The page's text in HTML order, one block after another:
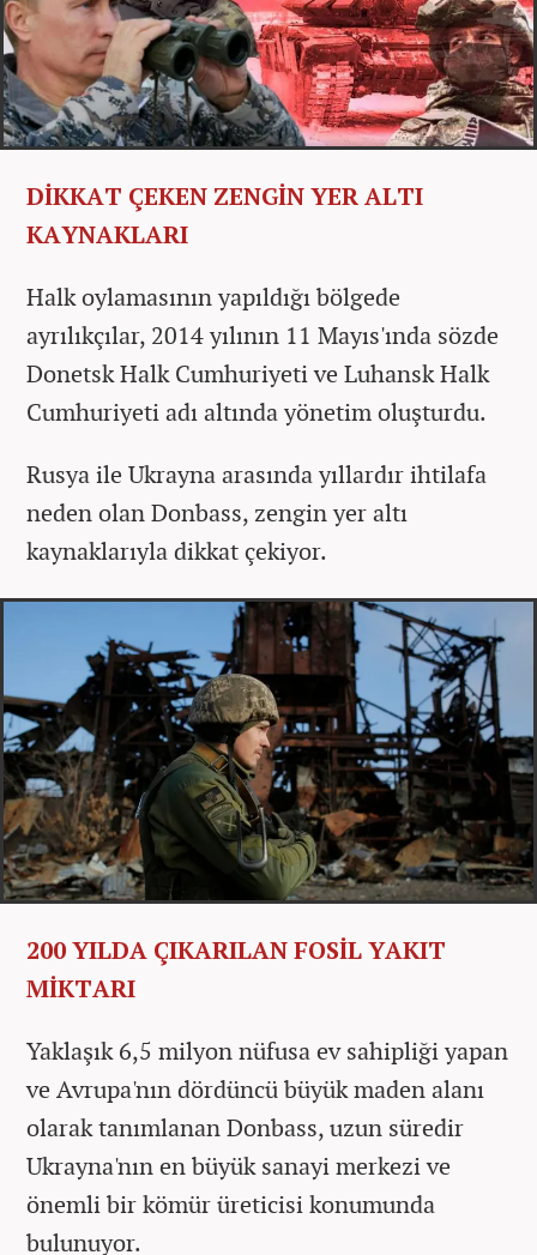
DİKKAT ÇEKEN ZENGİN YER ALTI
KAYNAKLARI
Halk oylamasının yapıldığı bölgede
ayrılıkçılar, 2014 yılının 11 Mayıs'ında sözde
Donetsk Halk Cumhuriyeti ve Luhansk Halk
Cumhuriyeti adı altında yönetim oluşturdu.
Rusya ile Ukrayna arasında yıllardır ihtilafa
neden olan Donbass, zengin yer altı
kaynaklarıyla dikkat çekiyor.
200 YILDA ÇIKARILAN FOSİL YAKIT
MİKTARI
Yaklaşık 6,5 milyon nüfusa ev sahipliği yapan
ve Avrupa'nın dördüncü büyük maden alanı
olarak tanımlanan Donbass, uzun süredir
Ukrayna'nın en büyük sanayi merkezi ve
önemli bir kömür üreticisi konumunda
bulunuyor.